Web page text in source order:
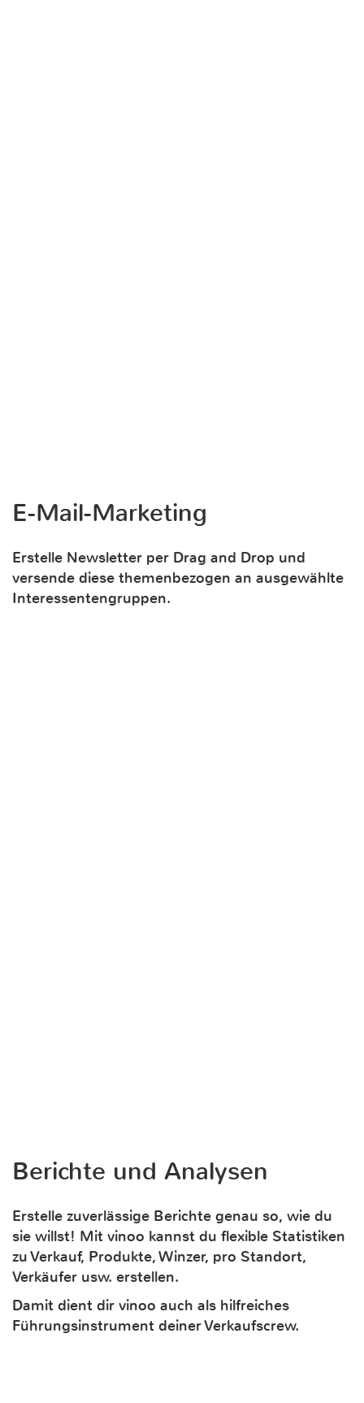
E-Mail-Marketing
Erstelle Newsletter per Drag and Drop und
versende diese themenbezogen an ausgewählte
Interessentengruppen.
Berichte und Analysen
Erstelle zuverlässige Berichte genau so, wie du
sie willst! Mit vinoo kannst du flexible Statistiken
zu Verkauf, Produkte, Winzer, pro Standort,
Verkäufer usw. erstellen.
Damit dient dir vinoo auch als hilfreiches
Führungsinstrument deiner Verkaufscrew.